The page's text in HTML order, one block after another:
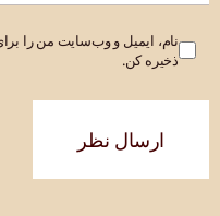
نام، ایمیل و وب‌سایت من را
ذخیره کن.
ارسال نظر